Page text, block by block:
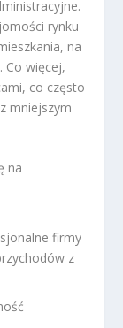
rynku
na
Co więcej,
co często
mniejszym
na
firmy
z